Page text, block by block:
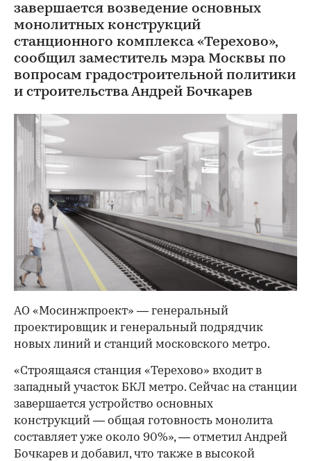
завершается возведение основных
монолитных конструкций
станционного комплекса «Терехово»,
сообщил заместитель мэра Москвы по
вопросам градостроительной политики
и строительства Андрей Бочкарев
АО «Мосинжпроект» — генеральный
проектировщик и генеральный подрядчик
новых линий и станций московского метро.
«Строящаяся станция «Терехово» входит в
западный участок БКЛ метро. Сейчас на станции
завершается устройство основных
конструкций — общая готовность монолита
составляет уже около 90%», — отметил Андрей
Бочкарев и добавил, что также в высокой